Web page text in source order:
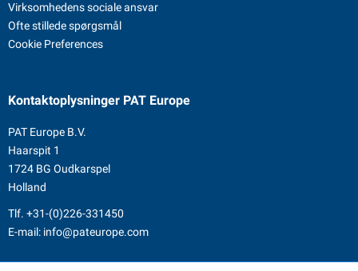
Virksomhedens sociale ansvar
Ofte stillede spørgsmål
Cookie Preferences
Kontaktoplysninger PAT Europe
PAT Europe B.V.
Haarspit 1
1724 BG Oudkarspel
Holland
Tlf. +31-(0)226-331450
E-mail: info@pateurope.com